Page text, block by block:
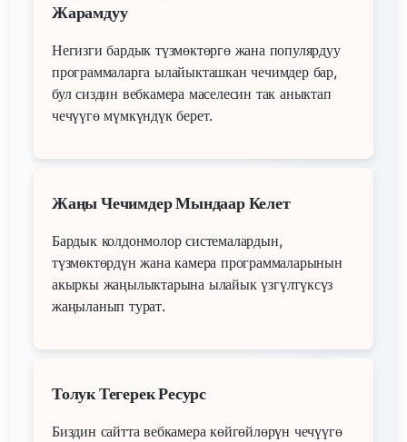
Жарамдуу
Негизги бардык түзмөктөргө жана популярдуу
программаларга ылайыкташкан чечимдер бар,
бул сиздин вебкамера маселесин так аныктап
чечүүгө мүмкүндүк берет.
Жаңы Чечимдер Мындаар Келет
Бардык колдонмолор системалардын,
түзмөктөрдүн жана камера программаларынын
акыркы жаңылыктарына ылайык үзгүлтүксүз
жаңыланып турат.
Толук Тегерек Ресурс
Биздин сайтта вебкамера көйгөйлөрүн чечүүгө